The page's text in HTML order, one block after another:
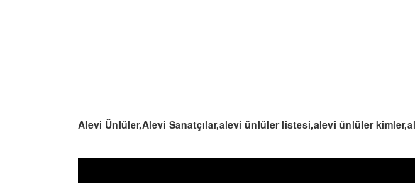
Alevi Ünlüler,Alevi Sanatçılar,alevi ünlüler listesi,alevi ünlüler